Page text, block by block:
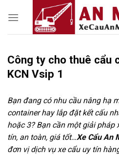
Công ty cho thuê cẩu
KCN Vsip 1
Bạn đang có nhu cầu nâng hạ
container hay lắp đặt kết cấu
hoặc 3? Bạn cần một giải pháp
tín, an toàn, giá tốt…Xe Cẩu An
đơn vị dịch vụ xe cẩu uy tín